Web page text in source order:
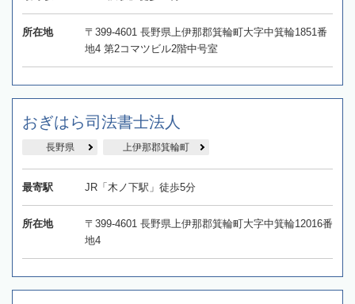
所在地
〒399-4601 長野県上伊那郡箕輪町大字中箕輪1851番
地4 第2コマツビル2階中号室
おぎはら司法書士法人
長野県 上伊那郡箕輪町
最寄駅 JR「木ノ下駅」徒歩5分
所在地
〒399-4601 長野県上伊那郡箕輪町大字中箕輪12016番
地4